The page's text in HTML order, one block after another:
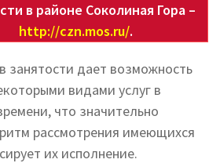
в районе Соколиная Гора –
http://czn.mos.ru/.
занятости дает возможность
видами услуг в
что значительно
рассмотрения имеющихся
их исполнение.